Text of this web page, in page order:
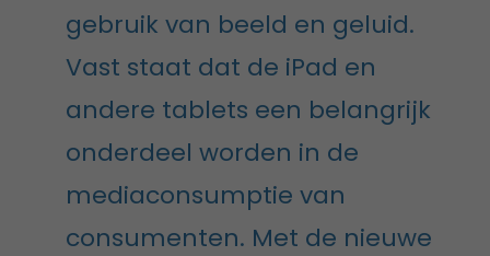
gebruik van beeld en geluid.
Vast staat dat de iPad en
andere tablets een belangrijk
onderdeel worden in de
mediaconsumptie van
consumenten. Met de nieuwe